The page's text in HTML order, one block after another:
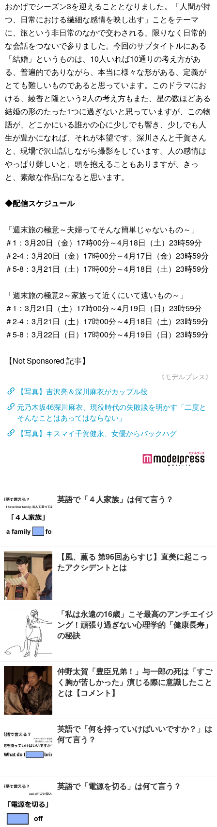
おかげでシーズン3を迎えることとなりました。「人間が持
つ、日常における繊細な感情を映し出す」ことをテーマ
に、旅という非日常のなかで交わされる、限りなく日常的
な会話をつないで参りました。今回のサブタイトルにある
「結婚」というものは、10人いれば10通りの考え方があ
る、普遍的でありながら、本当に様々な形がある、定義が
とても難しいものであると思っています。このドラマにお
ける、綾香と隆という2人の考え方もまた、星の数ほどある
結婚の形のたった1つに過ぎないと思っていますが、この物
語が、どこかにいる誰かの心に少しでも響き、少しでも人
生が豊かになれば、それが本望です。深川さんと千賀さん
と、現場で沢山話しながら撮影をしています。人の感情は
やっぱり難しいと、頭を抱えることもありますが、きっ
と、素敵な作品になると思います。
◆配信スケジュール
「週末旅の極意～夫婦ってそんな簡単じゃないもの～」
＃1：3月20日（金）17時00分～4月18日（土）23時59分
＃2-4：3月20日（金）17時00分～4月17日（金）23時59分
＃5-8：3月21日（土）17時00分～4月18日（土）23時59分
「週末旅の極意2～家族って近くにいて遠いもの～」
＃1：3月21日（土）17時00分～4月19日（日）23時59分
＃2-4：3月21日（土）17時00分～4月18日（土）23時59分
＃5-8：3月22日（日）17時00分～4月19日（日）23時59分
【Not Sponsored 記事】
《モデルプレス》
【写真】吉沢亮＆深川麻衣がカップル役
元乃木坂46深川麻衣、現役時代の失敗談を明かす「二度と
そんなことはあってはならない」
【写真】キスマイ千賀健永、女優からバックハグ
英語で「４人家族」は何て言う？
【風、薫る 第96回あらすじ】直美に起こっ
たアクシデントとは
「私は永遠の16歳」こそ最高のアンチエイジ
ング！頑張り過ぎない心理学的「健康長寿」
の秘訣
仲野太賀「豊臣兄弟！」与一郎の死は「すご
く胸が苦しかった」演じる際に意識したこと
とは【コメント】
英語で「何を持っていけばいいですか？」は
何て言う？
英語で「電源を切る」は何て言う？